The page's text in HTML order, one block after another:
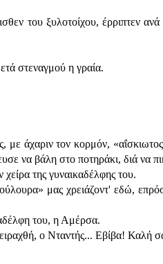
του ξυλοτοίχου, έρριπτεν
στεναγμού η γραία.
άχαριν τον κορμόν,
να βάλη στο ποτηράκι, διά να
της γυναικαδέλφης του.
μας χρειάζοντ' εδώ,
του, η Αμέρσα.
ο Νταντής... Εβίβα! Καλή